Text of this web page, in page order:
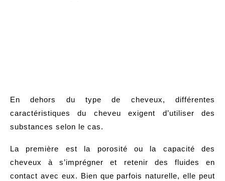
En dehors du type de cheveux, différentes
caractéristiques du cheveu exigent d’utiliser des
substances selon le cas.
La première est la porosité ou la capacité des
cheveux à s’imprégner et retenir des fluides en
contact avec eux. Bien que parfois naturelle, elle peut